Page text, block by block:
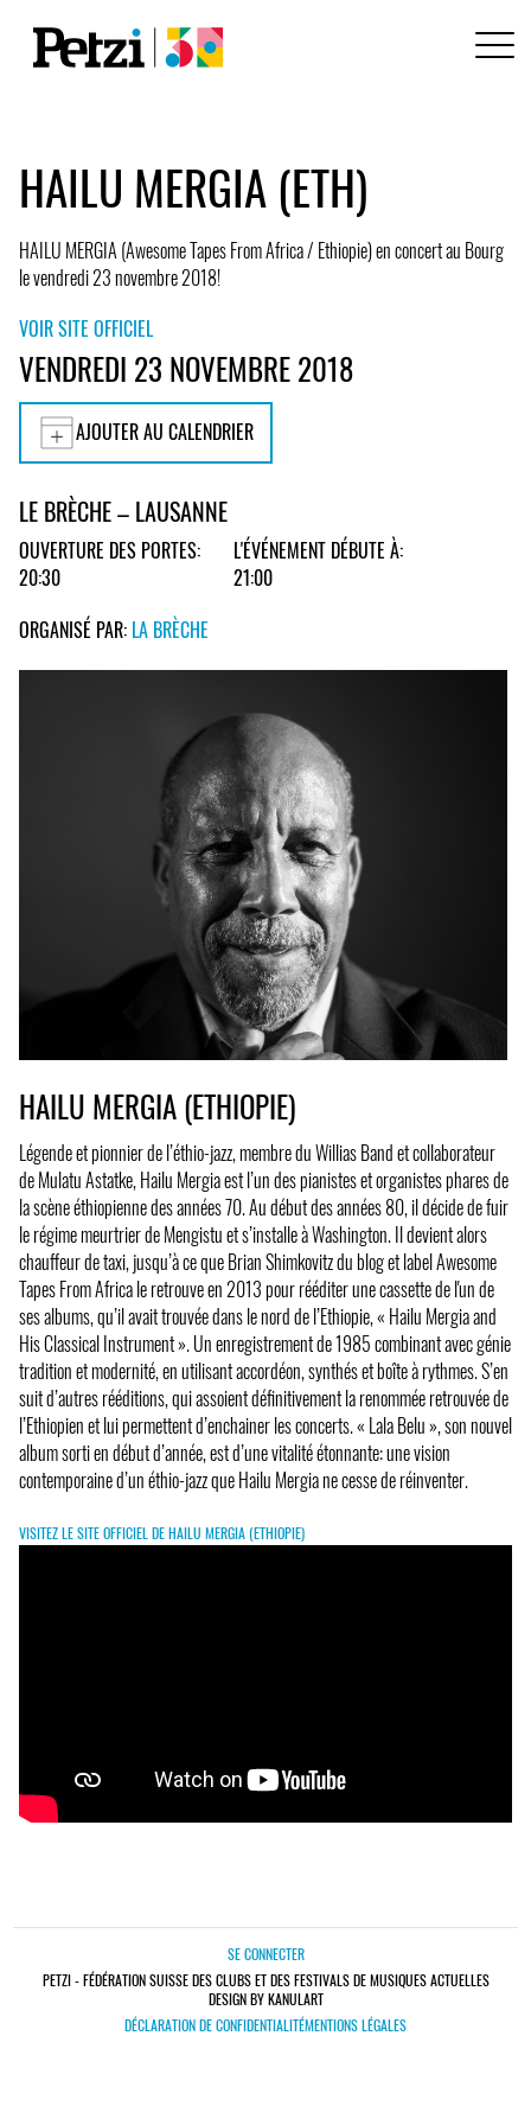
HAILU MERGIA (ETH)
HAILU MERGIA (Awesome Tapes From Africa / Ethiopie) en concert au Bourg
le vendredi 23 novembre 2018!
VOIR SITE OFFICIEL
VENDREDI 23 NOVEMBRE 2018
AJOUTER AU CALENDRIER
LE BRÈCHE – LAUSANNE
OUVERTURE DES PORTES:
20:30
L'ÉVÉNEMENT DÉBUTE À:
21:00
ORGANISÉ PAR: LA BRÈCHE
HAILU MERGIA (ETHIOPIE)
Légende et pionnier de l’éthio-jazz, membre du Willias Band et collaborateur
de Mulatu Astatke, Hailu Mergia est l’un des pianistes et organistes phares de
la scène éthiopienne des années 70. Au début des années 80, il décide de fuir
le régime meurtrier de Mengistu et s’installe à Washington. Il devient alors
chauffeur de taxi, jusqu’à ce que Brian Shimkovitz du blog et label Awesome
Tapes From Africa le retrouve en 2013 pour rééditer une cassette de l'un de
ses albums, qu’il avait trouvée dans le nord de l’Ethiopie, « Hailu Mergia and
His Classical Instrument ». Un enregistrement de 1985 combinant avec génie
tradition et modernité, en utilisant accordéon, synthés et boîte à rythmes. S’en
suit d’autres rééditions, qui assoient définitivement la renommée retrouvée de
l’Ethiopien et lui permettent d’enchainer les concerts. « Lala Belu », son nouvel
album sorti en début d’année, est d’une vitalité étonnante: une vision
contemporaine d’un éthio-jazz que Hailu Mergia ne cesse de réinventer.
VISITEZ LE SITE OFFICIEL DE HAILU MERGIA (ETHIOPIE)
SE CONNECTER
PETZI - FÉDÉRATION SUISSE DES CLUBS ET DES FESTIVALS DE MUSIQUES ACTUELLES
DESIGN BY KANULART
DÉCLARATION DE CONFIDENTIALITÉMENTIONS LÉGALES